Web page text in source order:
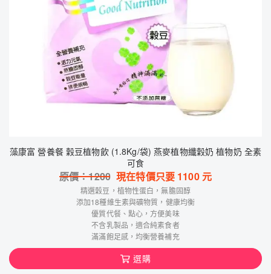
藻康富 營養餐 穀豆植物飲 (1.8Kg/袋) 燕麥植物纖穀奶 植物奶 全素
可食
原價：1200 現在特價只要 1100元
精選穀豆，植物性蛋白，無膽固醇
添加18種維生素與礦物質，健康均衡
優質代餐、點心，方便美味
不含乳製品，適合純素食者
滿滿飽足感，均衡營養補充
選購